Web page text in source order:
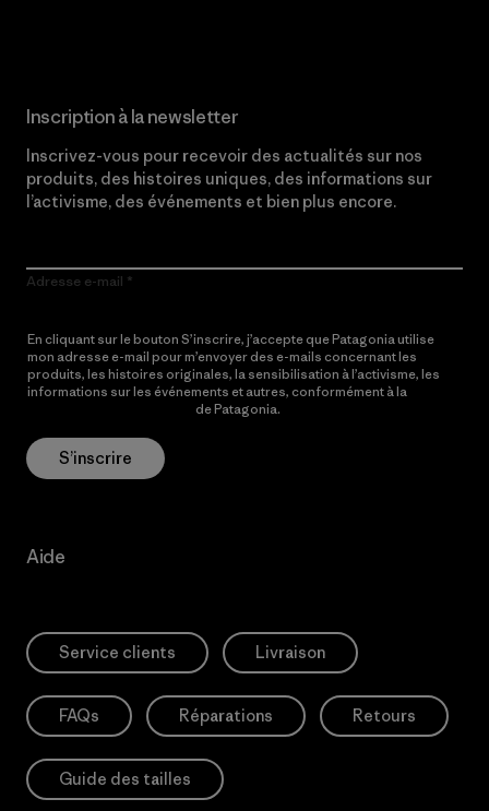
Inscription à la newsletter
Inscrivez-vous pour recevoir des actualités sur nos
produits, des histoires uniques, des informations sur
l’activisme, des événements et bien plus encore.
Adresse e-mail
En cliquant sur le bouton S’inscrire, j’accepte que Patagonia utilise
mon adresse e-mail pour m’envoyer des e-mails concernant les
produits, les histoires originales, la sensibilisation à l’activisme, les
informations sur les événements et autres, conformément à la
de Patagonia.
S’inscrire
Aide
Service clients Livraison
FAQs Réparations Retours
Guide des tailles